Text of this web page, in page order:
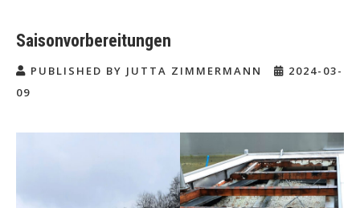
Saisonvorbereitungen
PUBLISHED BY JUTTA ZIMMERMANN
2024-03-
09